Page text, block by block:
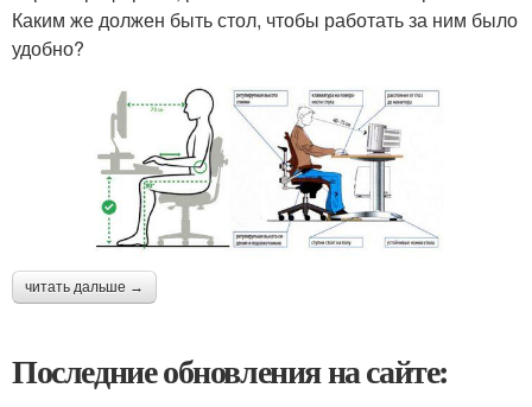
Каким же должен быть стол, чтобы работать за ним было
удобно?
читать дальше →
Последние обновления на сайте: